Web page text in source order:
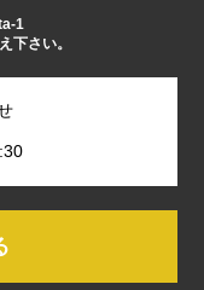
1
下さい。